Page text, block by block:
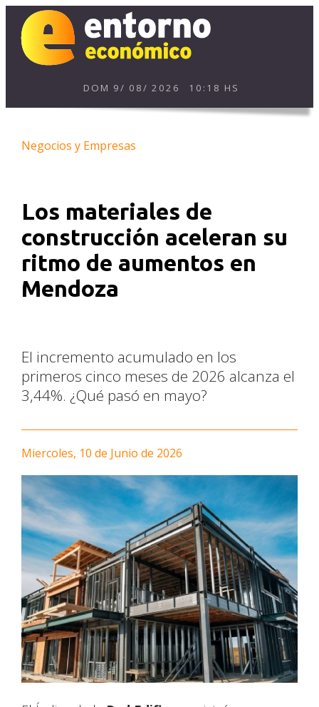
DOM 9/ 08/ 2026 10:18 HS
Negocios y Empresas
Los materiales de
construcción aceleran su
ritmo de aumentos en
Mendoza
El incremento acumulado en los
primeros cinco meses de 2026 alcanza el
3,44%. ¿Qué pasó en mayo?
Miercoles, 10 de Junio de 2026